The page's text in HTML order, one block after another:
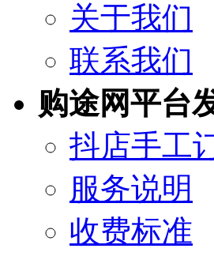
关于我们
联系我们
购途网平台
抖店手工
服务说明
收费标准